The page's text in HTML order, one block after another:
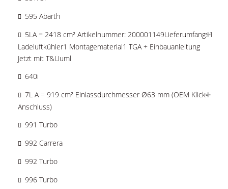
595 Abarth
5LA = 2418 cm² Artikelnummer: 200001149Lieferumfang: 1
Ladeluftkühler1 Montagematerial1 TGA + Einbauanleitung
Jetzt mit T&Uuml
640i
7L A = 919 cm² Einlassdurchmesser Ø63 mm (OEM Klick-
Anschluss)
991 Turbo
992 Carrera
992 Turbo
996 Turbo